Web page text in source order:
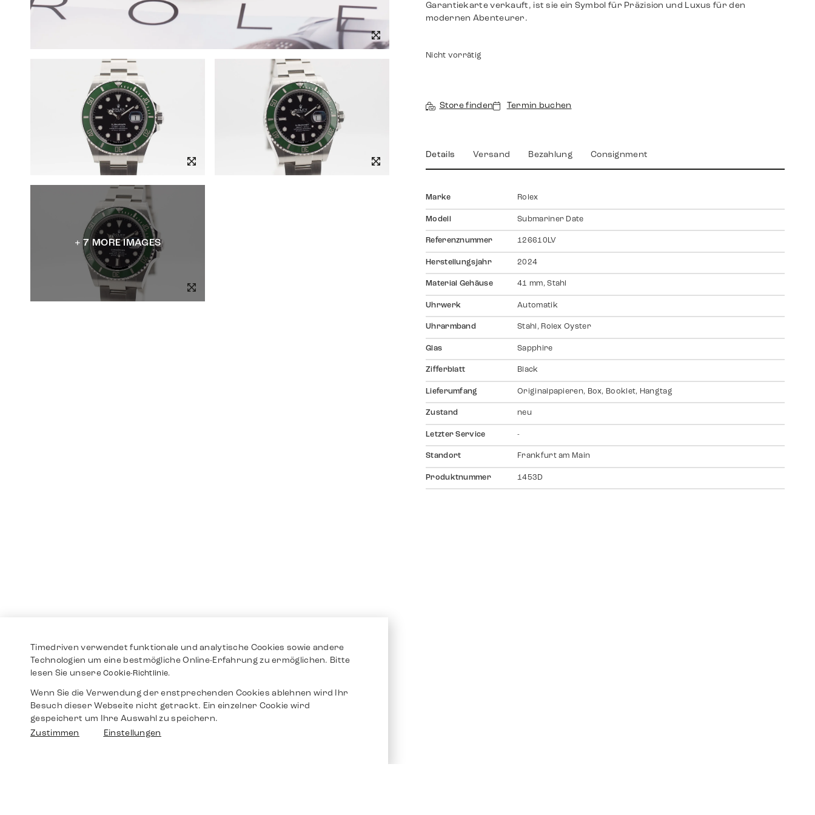
+ 7 MORE IMAGES
Garantiekarte verkauft, ist sie ein Symbol für Präzision und Luxus für den
modernen Abenteurer.
Nicht vorrätig
Store finden Termin buchen
Details Versand Bezahlung Consignment
Marke Rolex
Modell Submariner Date
Referenznummer 126610LV
Herstellungsjahr 2024
Material Gehäuse 41 mm, Stahl
Uhrwerk Automatik
Uhrarmband Stahl, Rolex Oyster
Glas Sapphire
Zifferblatt Black
Lieferumfang Originalpapieren, Box, Booklet, Hangtag
Zustand neu
Letzter Service -
Standort Frankfurt am Main
Produktnummer 1453D
Timedriven verwendet funktionale und analytische Cookies sowie andere
Technologien um eine bestmögliche Online-Erfahrung zu ermöglichen. Bitte
lesen Sie unsereCookie-Richtlinie.
Wenn Sie die Verwendung der enstprechenden Cookies ablehnen wird Ihr
Besuch dieser Webseite nicht getrackt. Ein einzelner Cookie wird
gespeichert um Ihre Auswahl zu speichern.
Zustimmen
Einstellungen